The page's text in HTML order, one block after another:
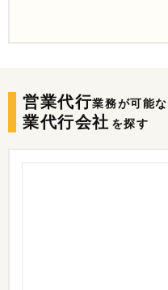
営業代行業務が可能な
業代行会社 を探す